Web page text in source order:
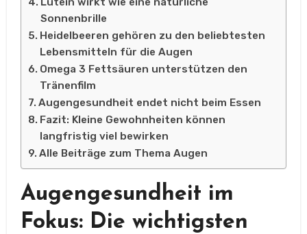
Sonnenbrille
Heidelbeeren gehören zu den beliebtesten
Lebensmitteln für die Augen
Omega 3 Fettsäuren unterstützen den
Tränenfilm
Augengesundheit endet nicht beim Essen
Fazit: Kleine Gewohnheiten können
langfristig viel bewirken
Alle Beiträge zum Thema Augen
Augengesundheit im
Fokus: Die wichtigsten